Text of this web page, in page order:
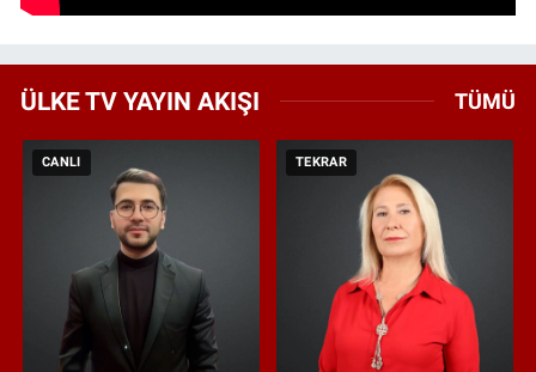
ÜLKE TV YAYIN AKIŞI TÜMÜ
CANLI TEKRAR